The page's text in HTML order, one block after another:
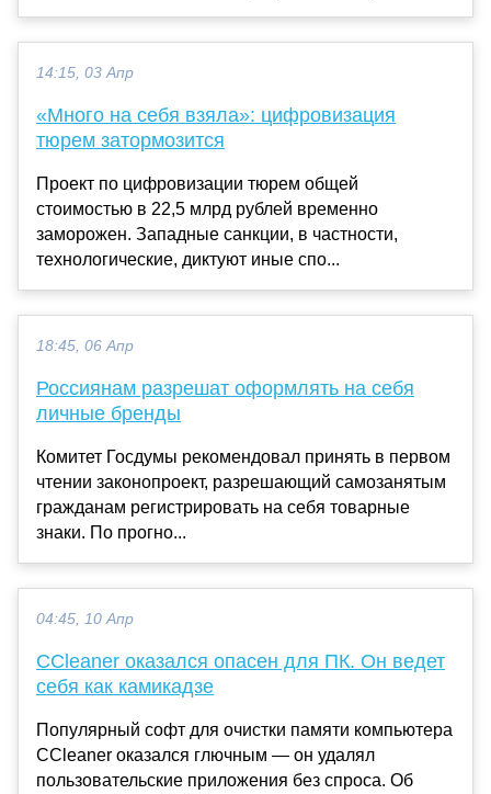
14:15, 03 Апр
«Много на себя взяла»: цифровизация
тюрем затормозится
Проект по цифровизации тюрем общей
стоимостью в 22,5 млрд рублей временно
заморожен. Западные санкции, в частности,
технологические, диктуют иные спо...
18:45, 06 Апр
Россиянам разрешат оформлять на себя
личные бренды
Комитет Госдумы рекомендовал принять в первом
чтении законопроект, разрешающий самозанятым
гражданам регистрировать на себя товарные
знаки. По прогно...
04:45, 10 Апр
CCleaner оказался опасен для ПК. Он ведет
себя как камикадзе
Популярный софт для очистки памяти компьютера
CCleaner оказался глючным — он удалял
пользовательские приложения без спроса. Об